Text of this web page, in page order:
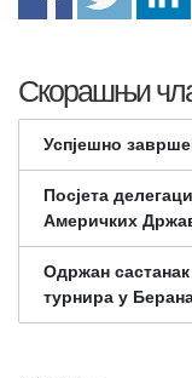
Скорашњи
Успјешно
Посјета
Америчких
Одржан
турнира у